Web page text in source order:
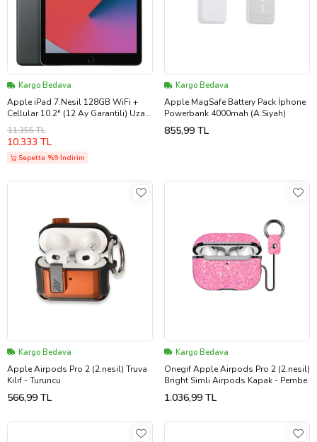
Kargo Bedava
Apple iPad 7.Nesil 128GB WiFi +
Cellular 10.2" (12 Ay Garantili) Uzay
Gri Tablet - Yenilenmiş
11.355 TL
10.333 TL
Sepette %9 İndirim
Kargo Bedava
Apple MagSafe Battery Pack İphone
Powerbank 4000mah (A.Siyah)
855,99 TL
Kargo Bedava
Apple Airpods Pro 2 (2.nesil) Truva
Kılıf - Turuncu
566,99 TL
Kargo Bedava
Onegif Apple Airpods Pro 2 (2.nesil)
Bright Simli Airpods Kapak - Pembe
1.036,99 TL